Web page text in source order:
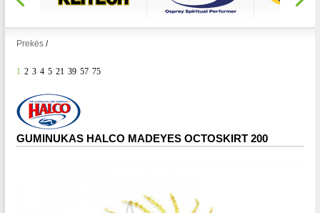
Prekės /
1 2 3 4 5 21 39 57 75
GUMINUKAS HALCO MADEYES OCTOSKIRT 200